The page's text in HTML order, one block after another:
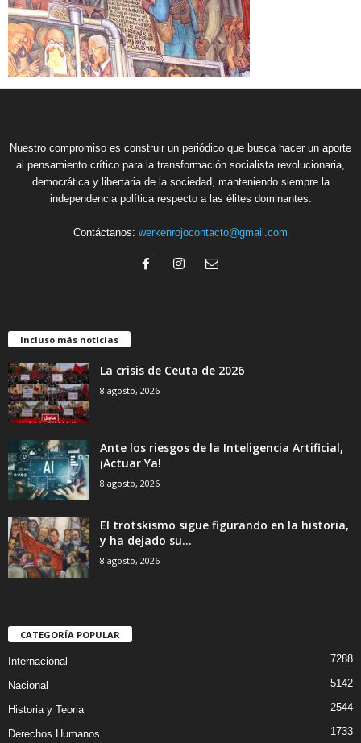
Nuestro compromiso es construir un periódico que busca hacer un aporte
al pensamiento crítico para la transformación socialista revolucionaria,
democrática y libertaria de la sociedad, manteniendo siempre la
independencia política respecto a las élites dominantes.
Contáctanos: werkenrojocontacto@gmail.com
Incluso más noticias
La crisis de Ceuta de 2026
8 agosto, 2026
Ante los riesgos de la Inteligencia Artificial,
¡Actuar Ya!
8 agosto, 2026
El trotskismo sigue figurando en la historia,
y ha dejado su...
8 agosto, 2026
CATEGORÍA POPULAR
Internacional 7288
Nacional 5142
Historia y Teoria 2544
Derechos Humanos 1733